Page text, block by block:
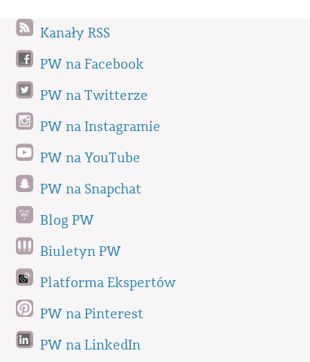
Kanały RSS
PW na Facebook
PW na Twitterze
PW na Instagramie
PW na YouTube
PW na Snapchat
Blog PW
Biuletyn PW
Platforma Ekspertów
PW na Pinterest
PW na LinkedIn